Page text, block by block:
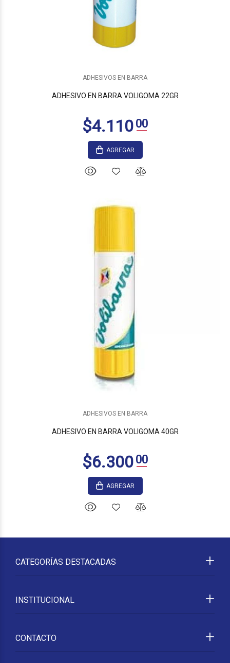
ADHESIVOS EN BARRA
ADHESIVO EN BARRA VOLIGOMA 22GR
AGREGAR
ADHESIVOS EN BARRA
ADHESIVO EN BARRA VOLIGOMA 40GR
AGREGAR
CATEGORÍAS DESTACADAS
INSTITUCIONAL
CONTACTO